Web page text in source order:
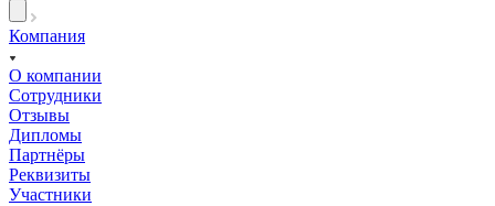
Компания
О компании
Сотрудники
Отзывы
Дипломы
Партнёры
Реквизиты
Участники